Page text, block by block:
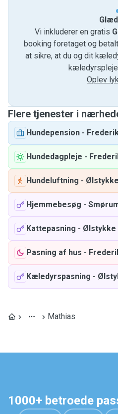
Vi inkluderer en gratis
booking foretaget og
at sikre, at du og dit
Oplev
Flere tjenester i
Hundepension -
Hundedagpleje -
Hundeluftning - Ølstykke
Hjemmebesøg -
Kattepasning - Ølstykke
Pasning af hus -
Kæledyrspasning -
Mathias
1000+ betroede